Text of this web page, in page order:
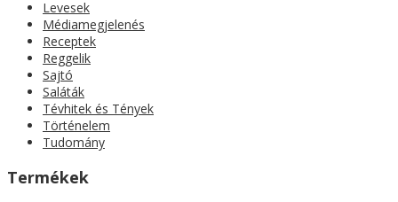
Levesek
Médiamegjelenés
Receptek
Reggelik
Sajtó
Saláták
Tévhitek és Tények
Történelem
Tudomány
Termékek